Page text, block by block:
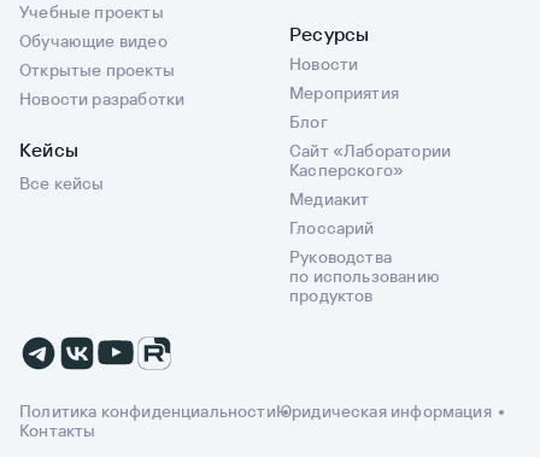
Учебные проекты
Обучающие видео
Открытые проекты
Новости разработки
Кейсы
Все кейсы
Ресурсы
Новости
Мероприятия
Блог
Сайт «Лаборатории
Касперского»
Медиакит
Глоссарий
Руководства
по использованию
продуктов
Политика конфиденциальностиЮридическая информация
Контакты